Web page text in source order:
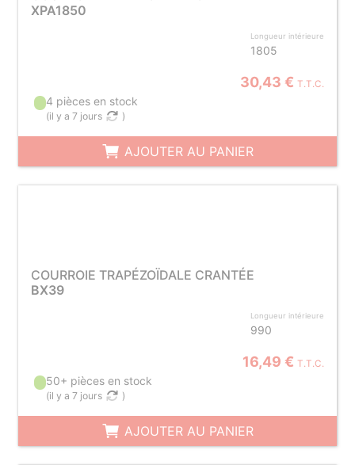
XPA1850
Longueur intérieure
1805
30,43 € T.T.C.
4 pièces en stock
(il y a 7 jours )
AJOUTER AU PANIER
COURROIE TRAPÉZOÏDALE CRANTÉE
BX39
Longueur intérieure
990
16,49 € T.T.C.
50+ pièces en stock
(il y a 7 jours )
AJOUTER AU PANIER